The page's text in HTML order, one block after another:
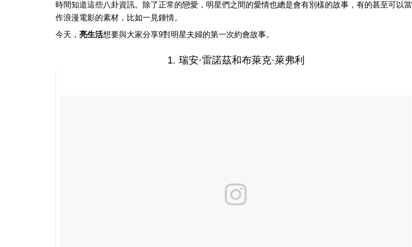
時間知道這些八卦資訊。除了正常的戀愛，明星們之間的愛情也總是會有別樣的故事，有的甚至可以當
作浪漫電影的素材，比如一見鍾情。
今天， 亮生活想要與大家分享9對明星夫婦的第一次約會故事。
1. 瑞安·雷諾茲和布萊克·萊弗利